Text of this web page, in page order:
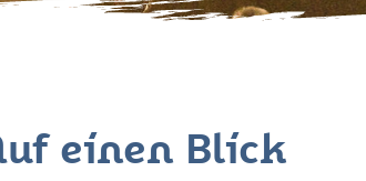
einen Blick